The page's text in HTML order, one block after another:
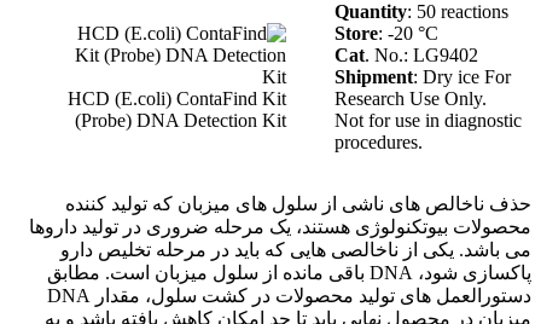
Quantity: 50 reactions
Store: -20 °C
Cat. No.: LG9402
Shipment: Dry ice For
Research Use Only.
Not for use in diagnostic
procedures.
HCD (E.coli) ContaFind Kit
(Probe) DNA Detection Kit
حذف ناخالص های ناشی از سلول های میزبان که تولید کننده
محصولات بیوتکنولوژی هستند، یک مرحله ضروری در تولید داروها
می باشد. یکی از ناخالصی هایی که باید در مرحله تخلیص دارو
پاکسازی شود، DNA باقی مانده از سلول میزبان است. مطابق
دستورالعمل های تولید محصولات در کشت سلول، مقدار DNA
میزبان در محصول نهایی باید تا حد امکان کاهش یافته باشد و به